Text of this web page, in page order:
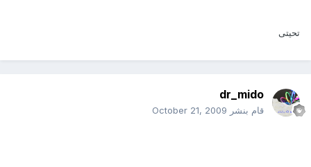
تحيتى
dr_mido
قام بنشر October 21, 2009